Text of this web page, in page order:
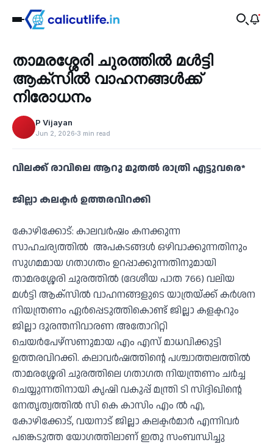
‹
Travel
താമരശ്ശേരി ചുരത്തിൽ മൾട്ടി
ആക്‌സിൽ വാഹനങ്ങൾക്ക്
നിരോധനം
P Vijayan
Jun 2, 2026 3 min read
വിലക്ക് രാവിലെ ആറു മുതൽ രാത്രി എട്ടുവരെ*
ജില്ലാ കലക്ടർ ഉത്തരവിറക്കി
കോഴിക്കോട്: കാലവർഷം കനക്കുന്ന
സാഹചര്യത്തിൽ അപകടങ്ങൾ ഒഴിവാക്കുന്നതിനും
സുഗമമായ ഗതാഗതം ഉറപ്പാക്കുന്നതിനുമായി
താമരശ്ശേരി ചുരത്തിൽ (ദേശീയ പാത 766) വലിയ
മൾട്ടി ആക്‌സിൽ വാഹനങ്ങളുടെ യാത്രയ്ക്ക് കർശന
നിയന്ത്രണം ഏർപ്പെടുത്തികൊണ്ട് ജില്ലാ കളക്ടറും
ജില്ലാ ദുരന്തനിവാരണ അതോറിറ്റി
ചെയർപേഴ്‌സണുമായ എം എസ് മാധവിക്കുട്ടി
ഉത്തരവിറക്കി. കലാവർഷത്തിന്റെ പശ്ചാത്തലത്തിൽ
താമരശ്ശേരി ചുരത്തിലെ ഗതാഗത നിയന്ത്രണം ചർച്ച
ചെയ്യുന്നതിനായി കൃഷി വകുപ്പ് മന്ത്രി ടി സിദ്ദിഖിന്റെ
നേതൃത്വത്തിൽ സി കെ കാസിം എം ൽ എ,
കോഴിക്കോട്, വയനാട് ജില്ലാ കലക്ടർമാർ എന്നിവർ
പങ്കെടുത്ത യോഗത്തിലാണ് ഇതു സംബന്ധിച്ചു